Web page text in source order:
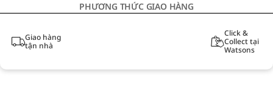
PHƯƠNG THỨC GIAO HÀNG
Giao hàng
tận nhà
Click &
Collect tại
Watsons